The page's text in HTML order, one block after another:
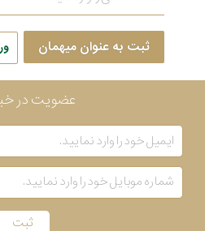
ثبت به عنوان میهمان
عضویت در